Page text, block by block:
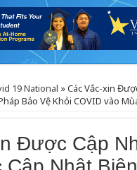
19 National »Các Vắc-xin
Bảo Vệ Khỏi COVID vào
Được Cập